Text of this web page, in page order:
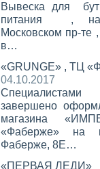
Вывеска для
питания ,
Московском пр-те
в…
«GRUNGE» , ТЦ
04.10.2017
завершено
магазина
«Фаберже» на
Фаберже, 8Е…
«ПЕРВАЯ ЛЕДИ»